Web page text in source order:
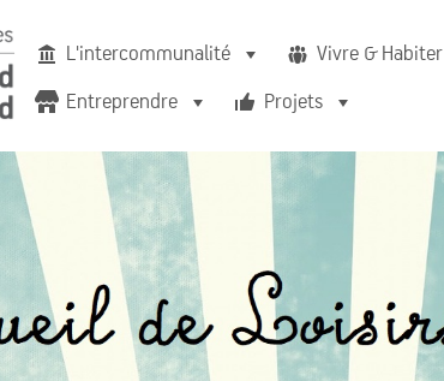
L'intercommunalité Vivre & Habiter
Entreprendre
Projets